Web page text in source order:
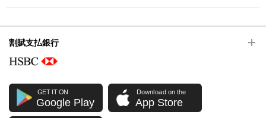
割賦支払銀行
GET IT ON
Google Play
Download on the
App Store